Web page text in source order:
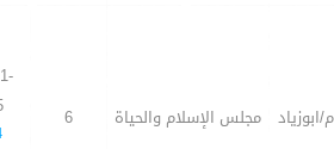
ابوزياد مجلس الإسلام والحياة 6